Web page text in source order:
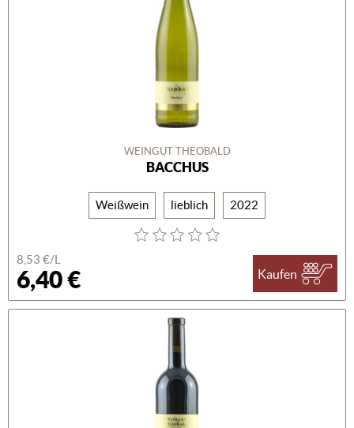
WEINGUT THEOBALD
BACCHUS
Weißwein lieblich 2022
8,53 €/L
6,40 € Kaufen